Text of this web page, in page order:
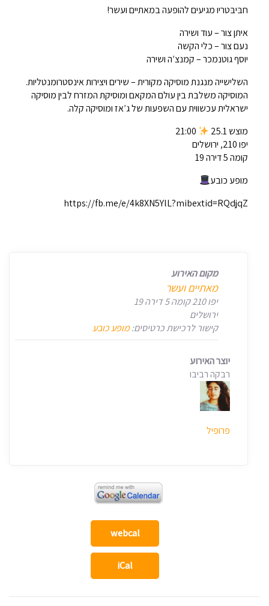
חבּיבּטריו מגיעים להופעה במאתיים ועשר!
איתן צור – עוד ושירה
נעם צור – כלי הקשה
יוסף גוטנמכר – קמנצ’ה ושירה
השלישייה מנגנת מוסיקה מקורית – שירים ויצירות אינסטרומנטליות.
המוסיקה משלבת בין עולם המקאם ומוסיקת המזרח לבין מוסיקה
ישראלית עכשווית עם השפעות של ג’אז ומוסיקה קלה.
מוצש 25.1
יפו 210, ירושלים
קומה 5 דירה 19
מופע כובע
https://fb.me/e/4k8XN5YlL?mibextid=RQdjqZ
מקום האירוע
מאתיים ועשר
יפו 210 קומה 5 דירה 19
ירושלים
קישור לרכישת כרטיסים:מופע כובע
יוצר האירוע
רבקה רביבו
פרופיל
webcal
iCal